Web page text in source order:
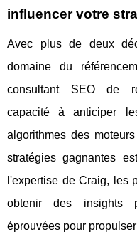
influencer votre
Avec plus de deux
domaine du
consultant SEO de
capacité à anticiper
algorithmes des
stratégies gagnantes
l'expertise de Craig, les
obtenir des insights
éprouvées pour